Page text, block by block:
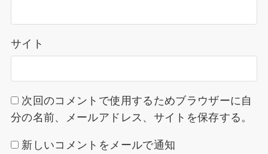
サイト
次回のコメントで使用するためブラウザーに自
分の名前、メールアドレス、サイトを保存する。
新しいコメントをメールで通知